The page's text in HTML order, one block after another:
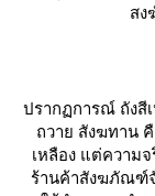
สง
ปรากฏการณ์ ถังสี
ถวาย สังฆทาน
เหลือง แต่ความ
ร้านค้าสังฆภัณฑ์จั